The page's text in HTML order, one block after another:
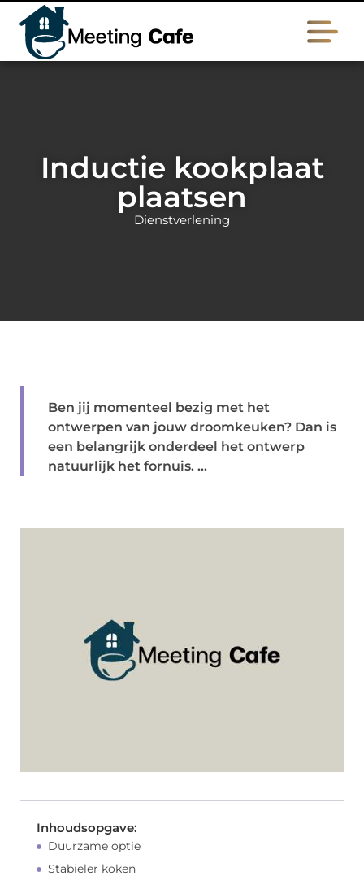
Inductie kookplaat
plaatsen
Dienstverlening
Ben jij momenteel bezig met het
ontwerpen van jouw droomkeuken? Dan is
een belangrijk onderdeel het ontwerp
natuurlijk het fornuis. ...
Inhoudsopgave:
Duurzame optie
Stabieler koken